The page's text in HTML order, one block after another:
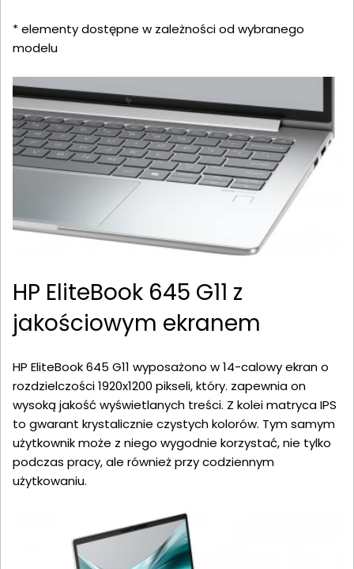
* elementy dostępne w zależności od wybranego
modelu
HP EliteBook 645 G11 z
jakościowym ekranem
HP EliteBook 645 G11 wyposażono w 14-calowy ekran o
rozdzielczości 1920x1200 pikseli, który. zapewnia on
wysoką jakość wyświetlanych treści. Z kolei matryca IPS
to gwarant krystalicznie czystych kolorów. Tym samym
użytkownik może z niego wygodnie korzystać, nie tylko
podczas pracy, ale również przy codziennym
użytkowaniu.